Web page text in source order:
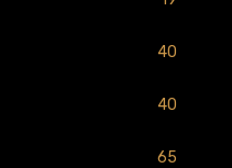
40
40
65